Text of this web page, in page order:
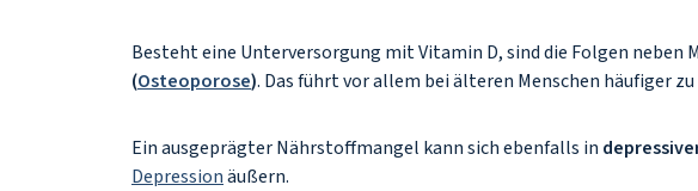
Besteht eine Unterversorgung mit Vitamin D, sind die Folgen neben
(Osteoporose). Das führt vor allem bei älteren Menschen häufiger
Ein ausgeprägter Nährstoffmangel kann sich ebenfalls in
Depressionäußern.